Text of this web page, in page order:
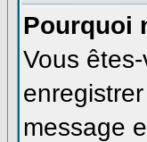
Pourquoi
Vous
message